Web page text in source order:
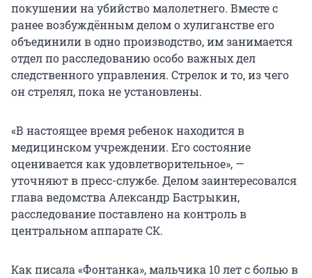
покушении на убийство малолетнего. Вместе с
ранее возбуждённым делом о хулиганстве его
объединили в одно производство, им занимается
отдел по расследованию особо важных дел
следственного управления. Стрелок и то, из чего
он стрелял, пока не установлены.
«В настоящее время ребенок находится в
медицинском учреждении. Его состояние
оценивается как удовлетворительное», —
уточняют в пресс-службе. Делом заинтересовался
глава ведомства Александр Бастрыкин,
расследование поставлено на контроль в
центральном аппарате СК.
Как писала «Фонтанка», мальчика 10 лет с болью в